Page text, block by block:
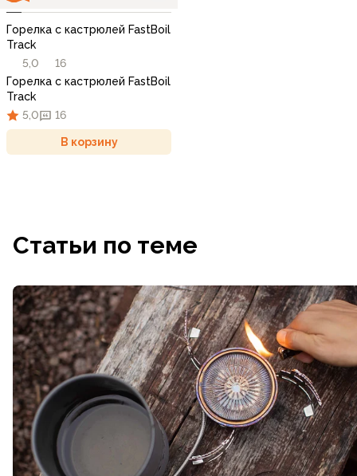
Горелка с кастрюлей FastBoil
Track
5,0
16
Горелка с кастрюлей FastBoil
Track
5,0
16
В корзину
Статьи по теме